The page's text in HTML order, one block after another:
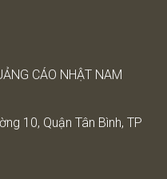
CÁO NHẬT NAM
10, Quận Tân Bình, TP